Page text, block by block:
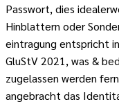
Passwort, dies
Hinblattern oder
eintragung entspricht
GluStV 2021, was &
zugelassen werden
angebracht das